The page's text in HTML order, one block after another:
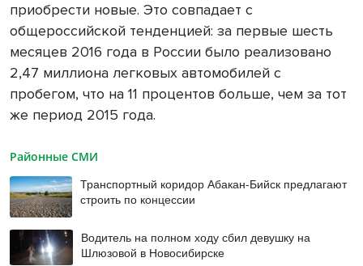
приобрести новые. Это совпадает с
общероссийской тенденцией: за первые шесть
месяцев 2016 года в России было реализовано
2,47 миллиона легковых автомобилей с
пробегом, что на 11 процентов больше, чем за тот
же период 2015 года.
Районные СМИ
Транспортный коридор Абакан-Бийск предлагают
строить по концессии
Водитель на полном ходу сбил девушку на
Шлюзовой в Новосибирске